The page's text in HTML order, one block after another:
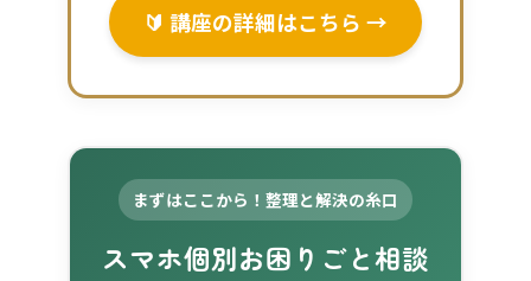
🔰 講座の詳細はこちら →
まずはここから！整理と解決の糸口
スマホ個別お困りごと相談